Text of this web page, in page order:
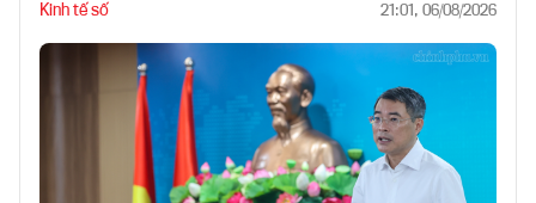
Kinh tế số 21:01, 06/08/2026